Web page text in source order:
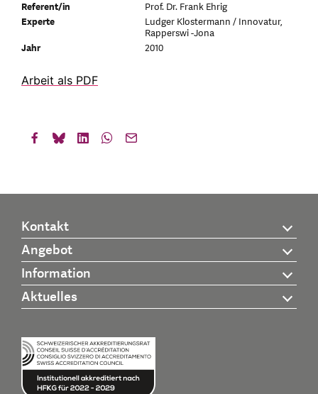
Referent/in
Prof. Dr. Frank Ehrig
Experte
Ludger Klostermann / Innovatur,
Rapperswi -Jona
Jahr
2010
Arbeit als PDF
Kontakt
Angebot
Information
Aktuelles